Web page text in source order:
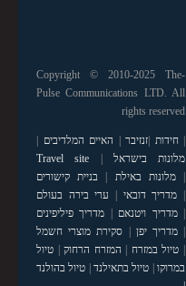
Copyright © 2010-2025 The-
Pulse Communications LTD. All
rights reserved
|חידות זנזיבר האיים המלדיבים
מלונות בישראל
Travel site
|מלונות באילת
בניית קישורים
מדריך דובאי
ערי בירה בעולם
|מדריך ויטנאם
מדריך פיליפינים
|מדריך יפן
סקירת מוצרי חשמל
טיול במזרח המזרח הרחוק| טיול
במרוקו| טיול בתאילנד| טיול בהולנד